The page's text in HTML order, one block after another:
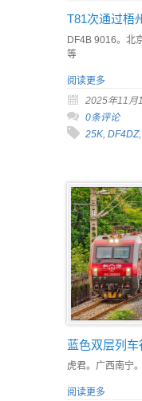
T81次通过梧
DF4B 9016。北
等
阅读更多
2025年11月
0条评论
25K DF4DZ,
蓝色双层列
虎君。广西南宁
阅读更多